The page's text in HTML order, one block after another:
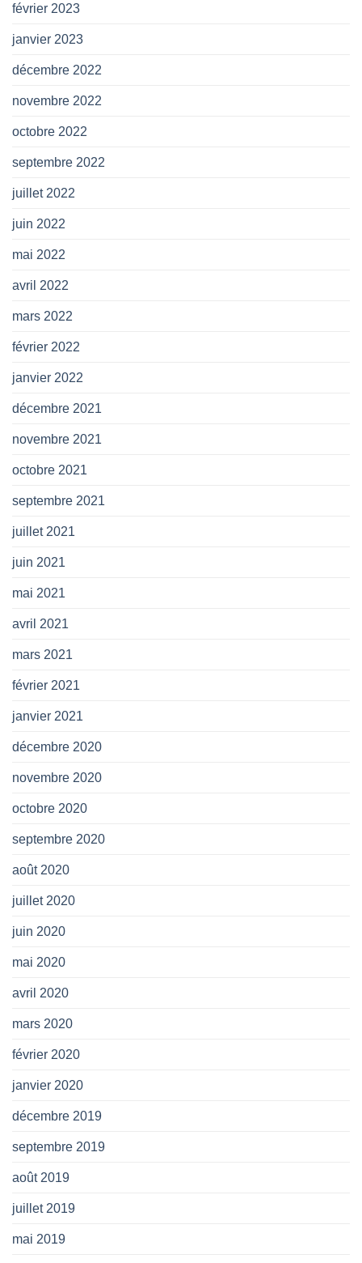
février 2023
janvier 2023
décembre 2022
novembre 2022
octobre 2022
septembre 2022
juillet 2022
juin 2022
mai 2022
avril 2022
mars 2022
février 2022
janvier 2022
décembre 2021
novembre 2021
octobre 2021
septembre 2021
juillet 2021
juin 2021
mai 2021
avril 2021
mars 2021
février 2021
janvier 2021
décembre 2020
novembre 2020
octobre 2020
septembre 2020
août 2020
juillet 2020
juin 2020
mai 2020
avril 2020
mars 2020
février 2020
janvier 2020
décembre 2019
septembre 2019
août 2019
juillet 2019
mai 2019